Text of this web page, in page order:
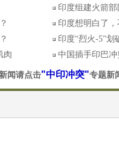
印度组建火箭
印度想明白了
印度“烈火-5”
肉
中国插手印巴
闻请点击"中印冲突"专题新